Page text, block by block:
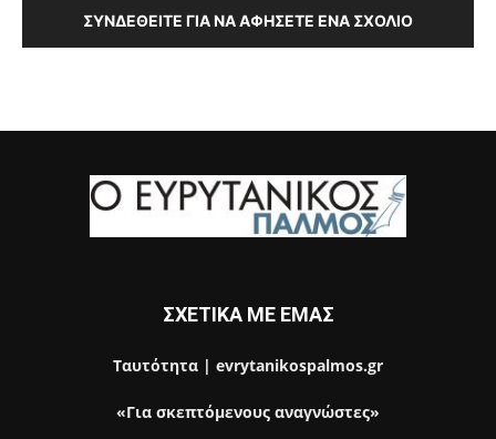
ΣΥΝΔΕΘΕΊΤΕ ΓΙΑ ΝΑ ΑΦΉΣΕΤΕ ΈΝΑ ΣΧΌΛΙΟ
ΣΧΕΤΙΚΑ ΜΕ ΕΜΑΣ
Ταυτότητα | evrytanikospalmos.gr
«Για σκεπτόμενους αναγνώστες»